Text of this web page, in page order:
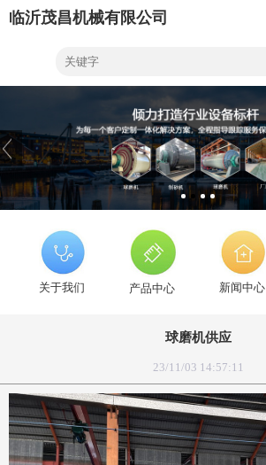
临沂茂昌机械有限公司
关于我们 产品中心 新闻中心
球磨机供应
23/11/03 14:57:11